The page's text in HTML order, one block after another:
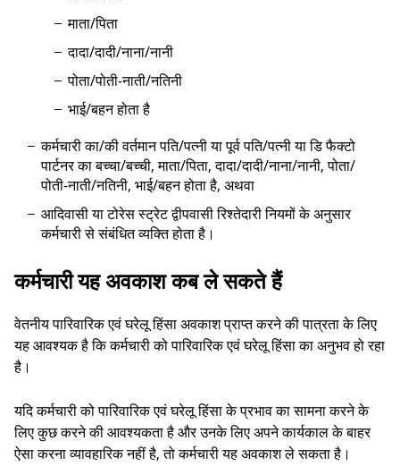
माता/पिता
दादा/दादी/नाना/नानी
पोता/पोती-नाती/नतिनी
भाई/बहन होता है
कर्मचारी का/की वर्तमान पति/पत्नी या पूर्व पति/पत्नी या डि फैक्टो
पार्टनर का बच्चा/बच्ची, माता/पिता, दादा/दादी/नाना/नानी, पोता/
पोती-नाती/नतिनी, भाई/बहन होता है, अथवा
आदिवासी या टोरेस स्ट्रेट द्वीपवासी रिश्तेदारी नियमों के अनुसार
कर्मचारी से संबंधित व्यक्ति होता है।
कर्मचारी यह अवकाश कब ले सकते हैं
वेतनीय पारिवारिक एवं घरेलू हिंसा अवकाश प्राप्त करने की पात्रता के लिए
यह आवश्यक है कि कर्मचारी को पारिवारिक एवं घरेलू हिंसा का अनुभव हो रहा
है।
यदि कर्मचारी को पारिवारिक एवं घरेलू हिंसा के प्रभाव का सामना करने के
लिए कुछ करने की आवश्यकता है और उनके लिए अपने कार्यकाल के बाहर
ऐसा करना व्यावहारिक नहीं है, तो कर्मचारी यह अवकाश ले सकता है।